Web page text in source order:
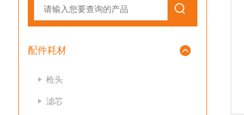
配件耗材
枪头
滤芯